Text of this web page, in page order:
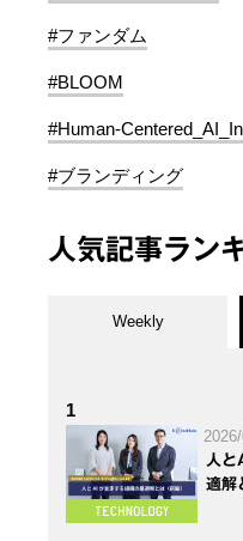
#ファンダム
#BLOOM
#Human-
#ブランディング
人気記事ラン
Weekly
1
人と
適解